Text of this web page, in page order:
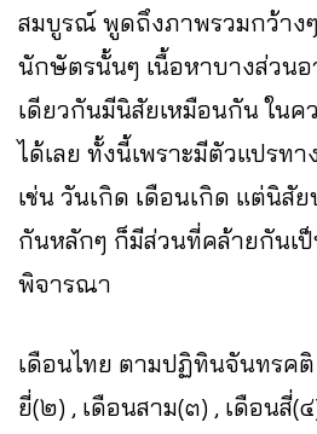
สมบูรณ์ พูดถึงภาพรวมกว้าง
นักษัตรนั้นๆ เนื้อหาบางส่วน
เดียวกันมีนิสัยเหมือนกัน ในค
ได้เลย ทั้งนี้เพราะมีตัวแปรท
เช่น วันเกิด เดือนเกิด แต่นิสั
กันหลักๆ ก็มีส่วนที่คล้ายกันเ
พิจารณา
เดือนไทย ตามปฏิทินจันทรคติ
ยี่(๒) , เดือนสาม(๓) , เดือนสี่(